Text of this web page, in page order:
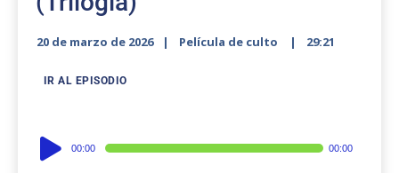
20 de marzo de 2026 Película de culto 29:21
IR AL EPISODIO
Audio
Player
00:00 00:00